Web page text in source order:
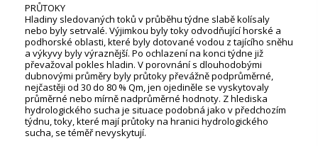
PRŮTOKY
Hladiny sledovaných toků v průběhu týdne slabě kolísaly
nebo byly setrvalé. Výjimkou byly toky odvodňující horské a
podhorské oblasti, které byly dotované vodou z tajícího sněhu
a výkyvy byly výraznější. Po ochlazení na konci týdne již
převažoval pokles hladin. V porovnání s dlouhodobými
dubnovými průměry byly průtoky převážně podprůměrné,
nejčastěji od 30 do 80 % Qm, jen ojediněle se vyskytovaly
průměrné nebo mírně nadprůměrné hodnoty. Z hlediska
hydrologického sucha je situace podobná jako v předchozím
týdnu, toky, které mají průtoky na hranici hydrologického
sucha, se téměř nevyskytují.